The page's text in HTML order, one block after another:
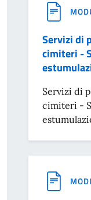
Servizi di
cimiteri -
Servizi di
cimiteri -